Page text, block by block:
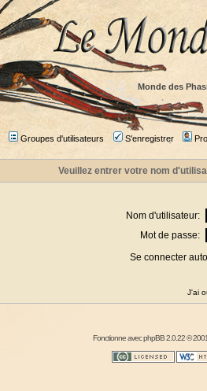
Monde des
Groupes d'utilisateurs S'enregistrer
Veuillez entrer votre nom
Nom d'utilisateur:
Mot de passe:
Se connecter
J'ai
Fonctionne avecphpBB2.0.22 ©